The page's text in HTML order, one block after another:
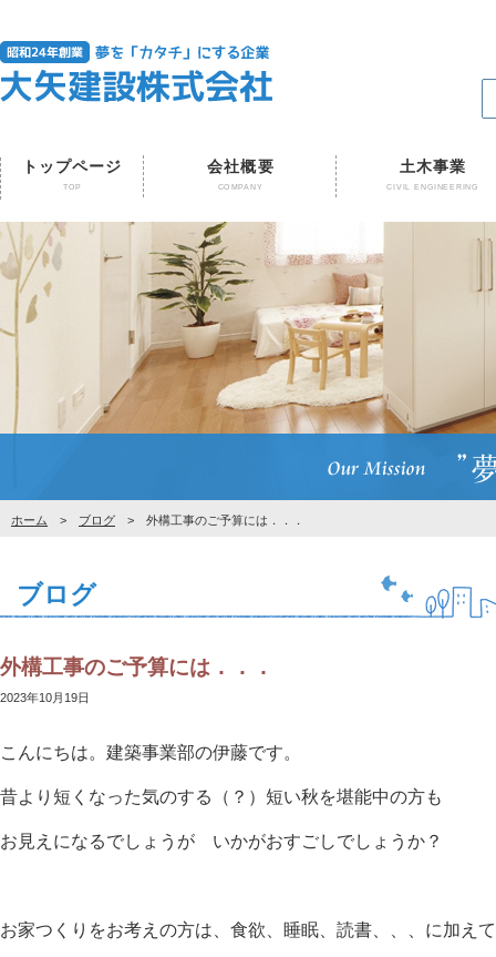
トップページ 会社概要 土木事業
ホーム > ブログ > 外構工事のご予算には．．．
ブログ
外構工事のご予算には．．．
2023年10月19日
こんにちは。建築事業部の伊藤です。
昔より短くなった気のする（？）短い秋を堪能中の方も
お見えになるでしょうが いかがおすごしでしょうか？
お家つくりをお考えの方は、食欲、睡眠、読書、、、に加えて